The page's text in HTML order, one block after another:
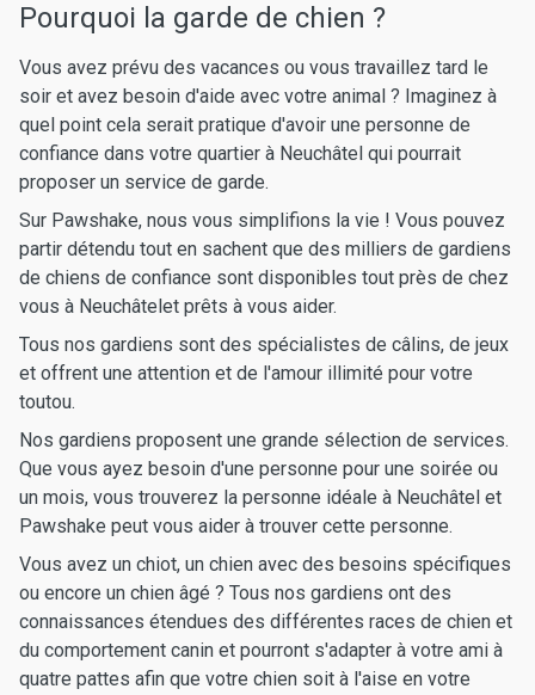
Pourquoi la garde de chien ?
Vous avez prévu des vacances ou vous travaillez tard le
soir et avez besoin d'aide avec votre animal ? Imaginez à
quel point cela serait pratique d'avoir une personne de
confiance dans votre quartier à Neuchâtel qui pourrait
proposer un service de garde.
Sur Pawshake, nous vous simplifions la vie ! Vous pouvez
partir détendu tout en sachent que des milliers de gardiens
de chiens de confiance sont disponibles tout près de chez
vous à Neuchâtelet prêts à vous aider.
Tous nos gardiens sont des spécialistes de câlins, de jeux
et offrent une attention et de l'amour illimité pour votre
toutou.
Nos gardiens proposent une grande sélection de services.
Que vous ayez besoin d'une personne pour une soirée ou
un mois, vous trouverez la personne idéale à Neuchâtel et
Pawshake peut vous aider à trouver cette personne.
Vous avez un chiot, un chien avec des besoins spécifiques
ou encore un chien âgé ? Tous nos gardiens ont des
connaissances étendues des différentes races de chien et
du comportement canin et pourront s'adapter à votre ami à
quatre pattes afin que votre chien soit à l'aise en votre